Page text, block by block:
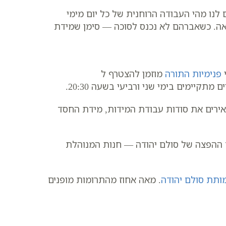
מהי העבודה הרוחנית של כל יום מימי
כשאברהם לא נכנס לסוכה — סימן שמידת
פנימיות התורה מוזמן להצטרף ל
מתקיימים בימי שני ורביעי בשעה 20:30.
את סודות עבודת המידות, מידת החסד
ההפצה של סולם יהודה — חנות המנוהלת
סולם יהודה. מאה אחוז מהתרומות מופנים